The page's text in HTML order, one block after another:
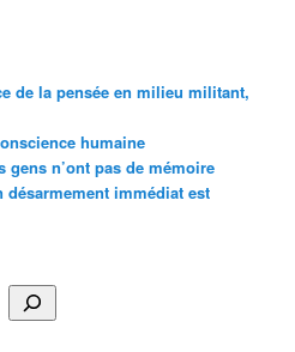
de la pensée en milieu militant,
humaine
gens n’ont pas de mémoire
immédiat est